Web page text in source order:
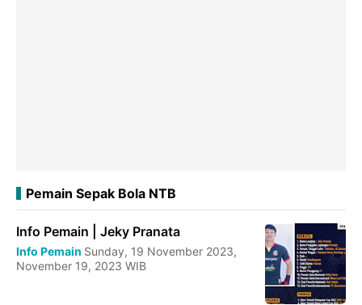
Pemain Sepak Bola NTB
Info Pemain | Jeky Pranata
Info Pemain Sunday, 19 November 2023,
November 19, 2023 WIB